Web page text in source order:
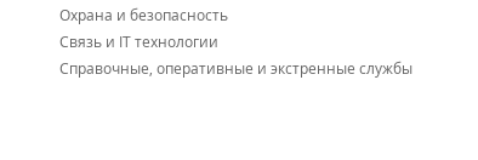
Охрана и безопасность
Связь и IT технологии
Справочные, оперативные и экстренные службы